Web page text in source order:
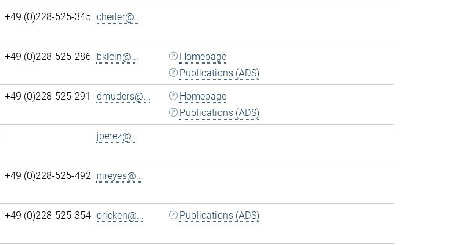
+49 (0)228-525-345 cheiter@...
+49 (0)228-525-286 bklein@...
Homepage
Publications (ADS)
+49 (0)228-525-291 dmuders@...
Homepage
Publications (ADS)
jperez@...
+49 (0)228-525-492 nireyes@...
+49 (0)228-525-354 oricken@... Publications (ADS)